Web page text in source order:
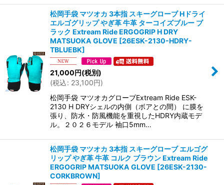
松岡手袋 マツオカ 3本指 スキーグローブ Hドライ
エルゴグリップ やぎ革 牛革 ターコイズブルー ブ
ラック Extream Ride ERGOGRIP H DRY
MATSUOKA GLOVE [26ESK-2130-HDRY-
TBLUEBK]
21,000円(税別)
(税込: 23,100円)
松岡手袋 マツオカグローブExtream Ride ESK-
2130 H DRYシェルの内側（ボアとの間） に膜を
張り、防水・防風機能を重視したHDRY内蔵モデ
ル。２０２６モデル 袖口5mm…
松岡手袋 マツオカ 3本指 スキーグローブ エルゴグ
リップ やぎ革 牛革 コルク ブラウン Extream Ride
ERGOGRIP MATSUOKA GLOVE [26ESK-2130-
CORKBROWN]